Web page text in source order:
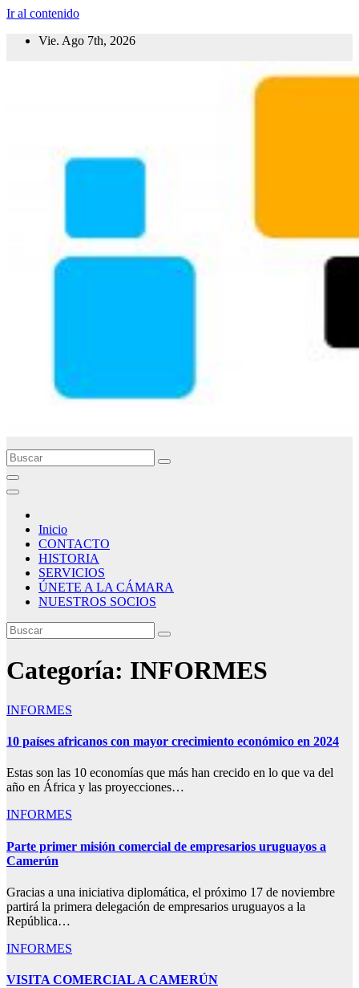
Ir al contenido
Vie. Ago 7th, 2026
Inicio
CONTACTO
HISTORIA
SERVICIOS
ÚNETE A LA CÁMARA
NUESTROS SOCIOS
Categoría: INFORMES
INFORMES
10 países africanos con mayor crecimiento económico en 2024
Estas son las 10 economías que más han crecido en lo que va del
año en África y las proyecciones…
INFORMES
Parte primer misión comercial de empresarios uruguayos a
Camerún
Gracias a una iniciativa diplomática, el próximo 17 de noviembre
partirá la primera delegación de empresarios uruguayos a la
República…
INFORMES
VISITA COMERCIAL A CAMERÚN